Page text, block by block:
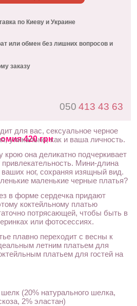
420 грн
по Киеву и Украине
или обмен без лишних вопросов и
заказу
050 413 43 63
для вас, сексуальное черное
уникально, как и ваша личность.
она деликатно подчеркивает
Мини-длина
ног, сохраняя изящный вид.
маленькие черные платья?
в форме сердечка придают
коктейльному платью
потрясающей, чтобы быть в
или фотосессиях.
плавно переходит с весны к
летним платьем для
платьем для гостей на
(20% натурального шелка,
2% эластан)